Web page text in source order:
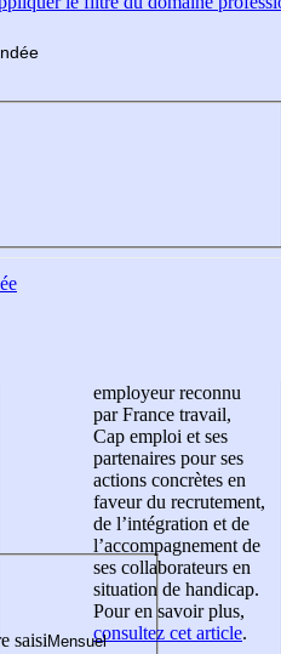
saisi
employeur reconnu
par France travail,
Cap emploi et ses
partenaires pour ses
actions concrètes en
faveur du recrutement,
de l’intégration et de
l’accompagnement de
ses collaborateurs en
situation de handicap.
Pour en savoir plus,
consultez cet article.